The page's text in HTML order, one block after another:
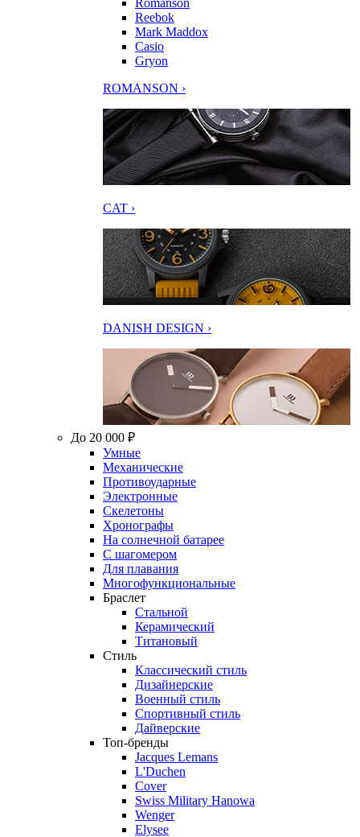
Romanson
Reebok
Mark Maddox
Casio
Gryon
ROMANSON ›
CAT ›
DANISH DESIGN ›
До 20 000 ₽
Умные
Механические
Противоударные
Электронные
Скелетоны
Хронографы
На солнечной батарее
С шагомером
Для плавания
Многофункциональные
Браслет
Стальной
Керамический
Титановый
Стиль
Классический стиль
Дизайнерские
Военный стиль
Спортивный стиль
Дайверские
Топ-бренды
Jacques Lemans
L'Duchen
Cover
Swiss Military Hanowa
Wenger
Elysee